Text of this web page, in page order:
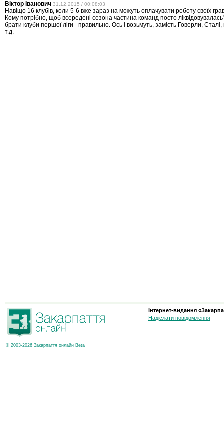
Віктор Іванович 31.12.2015 / 00:08:03
Навіщо 16 клубів, коли 5-6 вже зараз на можуть оплачувати роботу своїх
Кому потрібно, щоб всередені сезона частина команд посто
брати клуби першої ліги - правильно. Ось і возьмуть, замість Говерли, Сталі,
т.д.
© 2003-2026 Закарпаття онлайн Beta
Інтернет-видання
Надіслати повідомлення